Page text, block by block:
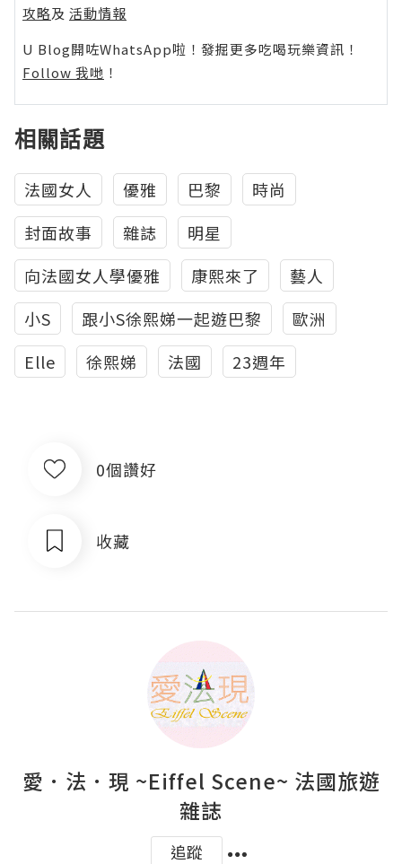
攻略及 活動情報
U Blog開咗WhatsApp啦！發掘更多吃喝玩樂資訊！
Follow 我哋 ！
相關話題
法國女人 優雅 巴黎
時尚
封面故事
雜誌
明星
向法國女人學優雅
康熙來了
藝人
小S
跟小S徐熙娣一起遊巴黎
歐洲
Elle
徐熙娣 法國 23週年
0個讚好
收藏
愛．法．現 ~Eiffel Scene~ 法國旅遊
雜誌
追蹤